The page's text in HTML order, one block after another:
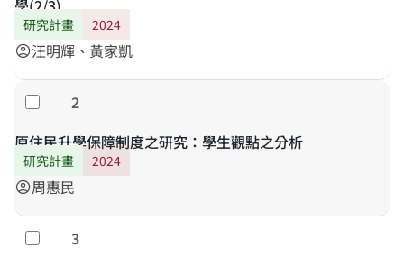
學(2/3)
研究計畫 2024
account_circle汪明輝、黃家凱
Select
2
原住民升學保障制度之研究：學生觀點之分析
研究計畫 2024
account_circle周惠民
Select
3